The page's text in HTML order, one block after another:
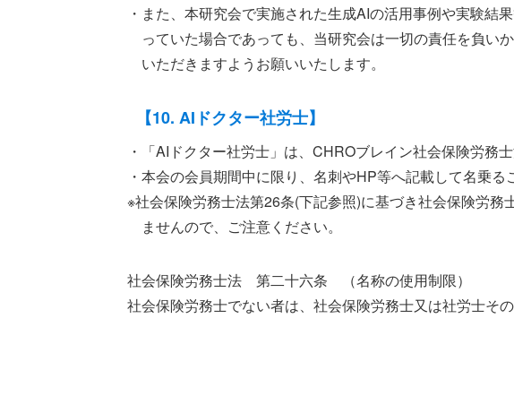
・また、本研究会で実施された生成AIの活用事例や実験
っていた場合であっても、当研究会は一切の責任を負い
いただきますようお願いいたします。
【10. AIドクター社労士】
・「AIドクター社労士」は、CHROブレイン社会保険労務
・本会の会員期間中に限り、名刺やHP等へ記載して名乗る
※社会保険労務士法第26条(下記参照)に基づき社会保険労
ませんので、ご注意ください。
社会保険労務士法 第二十六条 （名称の使用制限）
社会保険労務士でない者は、社会保険労務士又は社労士そ